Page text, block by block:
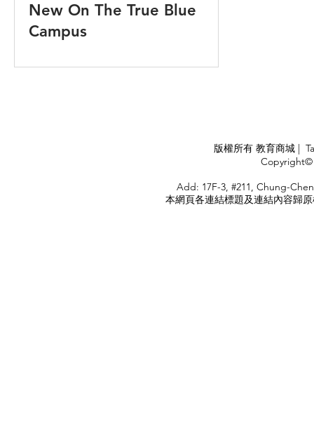
New On The True Blue
Campus
版權所有 教育商城 |
Copyright©
Add: 17F-3, #211, Chung-
本網頁各連結標題及連結內容歸